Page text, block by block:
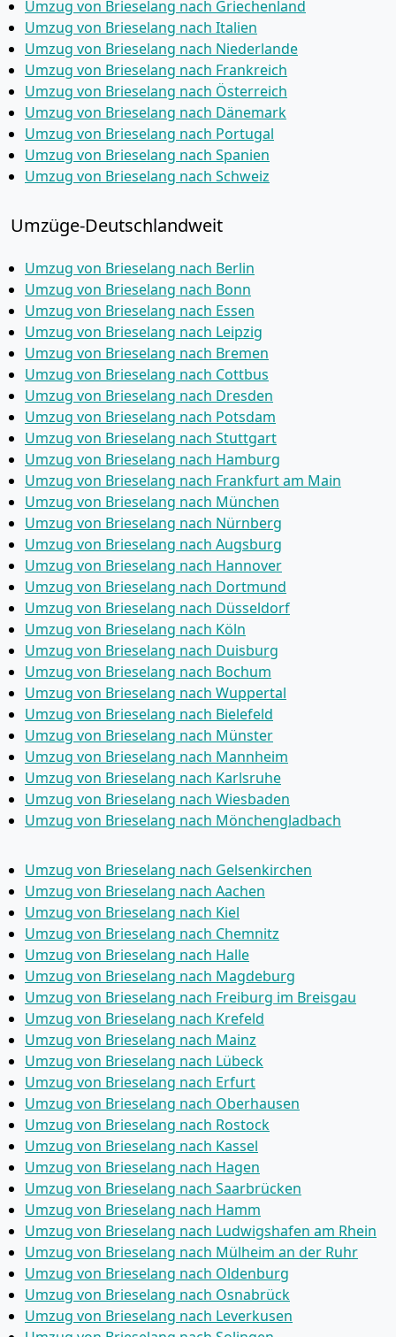
Umzug von Brieselang nach Griechenland
Umzug von Brieselang nach Italien
Umzug von Brieselang nach Niederlande
Umzug von Brieselang nach Frankreich
Umzug von Brieselang nach Österreich
Umzug von Brieselang nach Dänemark
Umzug von Brieselang nach Portugal
Umzug von Brieselang nach Spanien
Umzug von Brieselang nach Schweiz
Umzüge-Deutschlandweit
Umzug von Brieselang nach Berlin
Umzug von Brieselang nach Bonn
Umzug von Brieselang nach Essen
Umzug von Brieselang nach Leipzig
Umzug von Brieselang nach Bremen
Umzug von Brieselang nach Cottbus
Umzug von Brieselang nach Dresden
Umzug von Brieselang nach Potsdam
Umzug von Brieselang nach Stuttgart
Umzug von Brieselang nach Hamburg
Umzug von Brieselang nach Frankfurt am Main
Umzug von Brieselang nach München
Umzug von Brieselang nach Nürnberg
Umzug von Brieselang nach Augsburg
Umzug von Brieselang nach Hannover
Umzug von Brieselang nach Dortmund
Umzug von Brieselang nach Düsseldorf
Umzug von Brieselang nach Köln
Umzug von Brieselang nach Duisburg
Umzug von Brieselang nach Bochum
Umzug von Brieselang nach Wuppertal
Umzug von Brieselang nach Bielefeld
Umzug von Brieselang nach Münster
Umzug von Brieselang nach Mannheim
Umzug von Brieselang nach Karlsruhe
Umzug von Brieselang nach Wiesbaden
Umzug von Brieselang nach Mönchen­gladbach
Umzug von Brieselang nach Gelsenkirchen
Umzug von Brieselang nach Aachen
Umzug von Brieselang nach Kiel
Umzug von Brieselang nach Chemnitz
Umzug von Brieselang nach Halle
Umzug von Brieselang nach Magdeburg
Umzug von Brieselang nach Freiburg im Breisgau
Umzug von Brieselang nach Krefeld
Umzug von Brieselang nach Mainz
Umzug von Brieselang nach Lübeck
Umzug von Brieselang nach Erfurt
Umzug von Brieselang nach Oberhausen
Umzug von Brieselang nach Rostock
Umzug von Brieselang nach Kassel
Umzug von Brieselang nach Hagen
Umzug von Brieselang nach Saarbrücken
Umzug von Brieselang nach Hamm
Umzug von Brieselang nach Ludwigshafen am Rhein
Umzug von Brieselang nach Mülheim an der Ruhr
Umzug von Brieselang nach Oldenburg
Umzug von Brieselang nach Osnabrück
Umzug von Brieselang nach Leverkusen